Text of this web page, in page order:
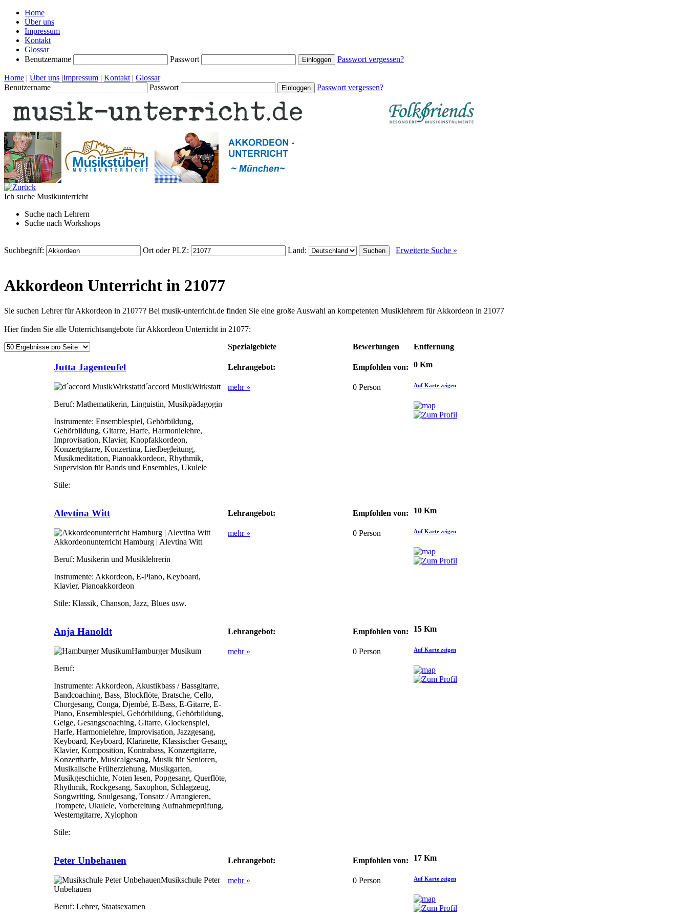
Home
Über uns
Impressum
Kontakt
Glossar
Benutzername
Passwort Passwort vergessen?
Home | Über uns |Impressum | Kontakt | Glossar
Benutzername
Passwort Passwort vergessen?
Ich suche Musikunterricht
Suche nach Lehrern
Suche nach Workshops
Suchbegriff: Ort oder PLZ: Land: Erweiterte Suche »
Akkordeon Unterricht in 21077
Sie suchen Lehrer für Akkordeon in 21077? Bei musik-unterricht.de finden Sie eine große Auswahl an kompetenten Musiklehrern für Akkordeon in 21077
Hier finden Sie alle Unterrichtsangebote für Akkordeon Unterricht in 21077:
Spezialgebiete
Bewertungen Entfernung
Jutta Jagenteufel
d´accord MusikWirkstatt
Beruf: Mathematikerin, Linguistin, Musikpädagogin
Instrumente: Ensemblespiel, Gehörbildung,
Gehörbildung, Gitarre, Harfe, Harmonielehre,
Improvisation, Klavier, Knopfakkordeon,
Konzertgitarre, Konzertina, Liedbegleitung,
Musikmeditation, Pianoakkordeon, Rhythmik,
Supervision für Bands und Ensembles, Ukulele
Stile:
Lehrangebot:
mehr »
Empfohlen von:
0 Person
0 Km
Auf Karte zeigen
Alevtina Witt
Akkordeonunterricht Hamburg | Alevtina Witt
Beruf: Musikerin und Musiklehrerin
Instrumente: Akkordeon, E-Piano, Keyboard,
Klavier, Pianoakkordeon
Stile: Klassik, Chanson, Jazz, Blues usw.
Lehrangebot:
mehr »
Empfohlen von:
0 Person
10 Km
Auf Karte zeigen
Anja Hanoldt
Hamburger Musikum
Beruf:
Instrumente: Akkordeon, Akustikbass / Bassgitarre,
Bandcoaching, Bass, Blockflöte, Bratsche, Cello,
Chorgesang, Conga, Djembé, E-Bass, E-Gitarre, E-
Piano, Ensemblespiel, Gehörbildung, Gehörbildung,
Geige, Gesangscoaching, Gitarre, Glockenspiel,
Harfe, Harmonielehre, Improvisation, Jazzgesang,
Keyboard, Keyboard, Klarinette, Klassischer Gesang,
Klavier, Komposition, Kontrabass, Konzertgitarre,
Konzertharfe, Musicalgesang, Musik für Senioren,
Musikalische Früherziehung, Musikgarten,
Musikgeschichte, Noten lesen, Popgesang, Querflöte,
Rhythmik, Rockgesang, Saxophon, Schlagzeug,
Songwriting, Soulgesang, Tonsatz / Arrangieren,
Trompete, Ukulele, Vorbereitung Aufnahmeprüfung,
Westerngitarre, Xylophon
Stile:
Lehrangebot:
mehr »
Empfohlen von:
0 Person
15 Km
Auf Karte zeigen
Peter Unbehauen
Musikschule Peter
Unbehauen
Beruf: Lehrer, Staatsexamen
Lehrangebot:
mehr »
Empfohlen von:
0 Person
17 Km
Auf Karte zeigen